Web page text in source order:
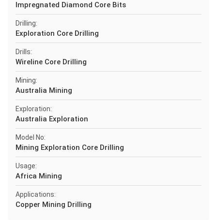
Impregnated Diamond Core Bits
Drilling:
Exploration Core Drilling
Drills:
Wireline Core Drilling
Mining:
Australia Mining
Exploration:
Australia Exploration
Model No:
Mining Exploration Core Drilling
Usage:
Africa Mining
Applications:
Copper Mining Drilling